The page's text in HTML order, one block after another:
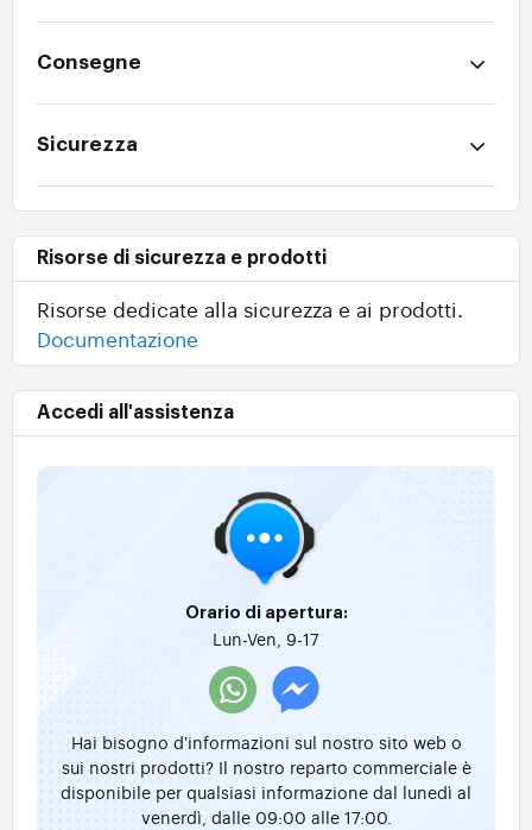
Consegne
Sicurezza
Risorse di sicurezza e prodotti
Risorse dedicate alla sicurezza e ai prodotti.
Documentazione
Accedi all'assistenza
Orario di apertura:
Lun-Ven, 9-17
Hai bisogno d'informazioni sul nostro sito web o
sui nostri prodotti? Il nostro reparto commerciale è
disponibile per qualsiasi informazione dal lunedì al
venerdì, dalle 09:00 alle 17:00.